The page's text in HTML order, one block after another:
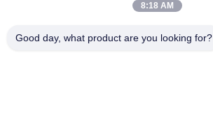
86-28-37561966-8:00
8:18 AM
Good day, what product are you looking for?